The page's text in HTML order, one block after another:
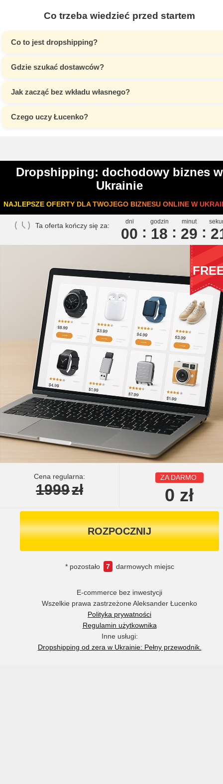
Co trzeba wiedzieć przed startem
Co to jest dropshipping?
Gdzie szukać dostawców?
Jak zacząć bez wkładu własnego?
Czego uczy Łucenko?
Dropshipping: dochodowy biznes w
Ukrainie
NAJLEPSZE OFERTY DLA TWOJEGO BIZNESU ONLINE W
Ta oferta kończy się za: dni
00
godzin
18
minut
29 2
Cena regularna:
1999zł
ZA DARMO
0 zł
ROZPOCZNIJ
* pozostało 7 darmowych miejsc
E-commerce bez inwestycji
Wszelkie prawa zastrzeżone Aleksander Łucenko
Polityka prywatności
Regulamin użytkownika
Inne usługi:
Dropshipping od zera w Ukrainie: Pełny przewodnik.